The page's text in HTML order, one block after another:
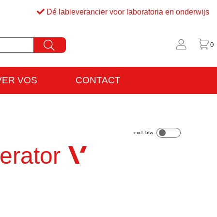
Dé lableverancier voor laboratoria en onderwijs
0
VOS CONTACT